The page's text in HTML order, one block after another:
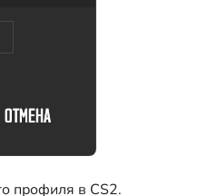
профиля в CS2.